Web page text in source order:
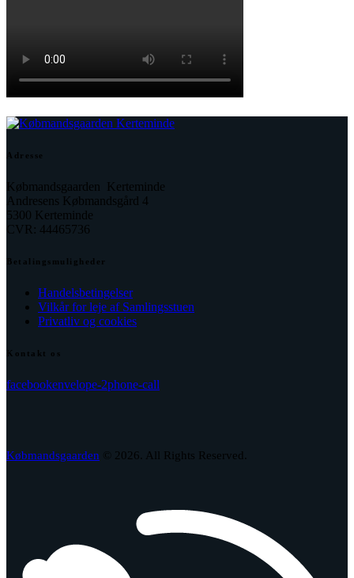
Adresse
Købmandsgaarden Kerteminde
Andresens Købmandsgård 4
5300 Kerteminde
CVR: 44465736
Betalingsmuligheder
Handelsbetingelser
Vilkår for leje af Samlingsstuen
Privatliv og cookies
Kontakt os
facebookenvelope-2phone-call
Købmandsgaarden © 2026. All Rights Reserved.